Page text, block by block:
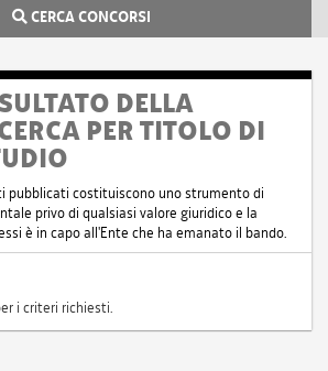
CERCA CONCORSI
DELLA
PER TITOLO DI
pubblicati costituiscono uno strumento di
privo di qualsiasi valore giuridico e la
è in capo all'Ente che ha emanato il bando.
i criteri richiesti.